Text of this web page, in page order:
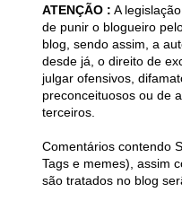
ATENÇÃO : A
de punir o blogueiro
blog, sendo assim, a
desde já, o direito de
julgar ofensivos,
preconceituosos ou de
terceiros.
Comentários contendo
Tags e memes), assim
são tratados no blog